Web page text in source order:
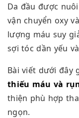
Da đầu được
vận chuyển oxy
lượng máu suy
sợi tóc dần yếu
Bài viết dưới đây
thiếu máu và
thiện phù hợp
ngọn.